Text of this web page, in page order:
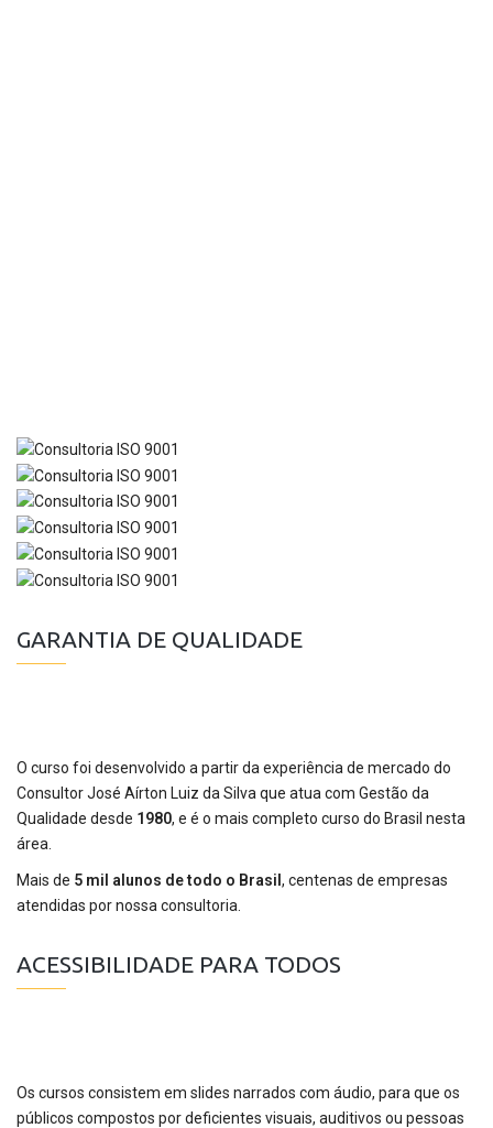
GARANTIA DE QUALIDADE
O curso foi desenvolvido a partir da experiência de mercado do
Consultor José Aírton Luiz da Silva que atua com Gestão da
Qualidade desde 1980, e é o mais completo curso do Brasil nesta
área.
Mais de 5 mil alunos de todo o Brasil , centenas de empresas
atendidas por nossa consultoria.
ACESSIBILIDADE PARA TODOS
Os cursos consistem em slides narrados com áudio, para que os
públicos compostos por deficientes visuais, auditivos ou pessoas